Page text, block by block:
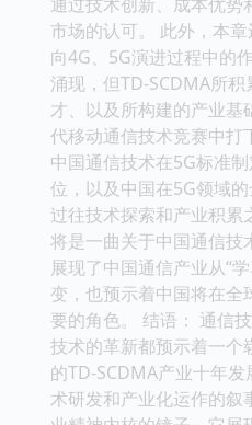
市场的认可。 此外，本
向4G、5G演进过程中的
涌现，但TD-SCDMA所
才、以及所构建的产业基
代移动通信技术竞赛中打
中国通信技术在5G标准
位，以及中国在5G领域
过往技术探索和产业积累
将是一曲关于中国通信技
展现了中国通信产业从“
变，也预示着中国将在全
要的角色。 结语： 通信
技术的革新都预示着一个
的TD-SCDMA产业十年
术研发和产业化运作的叙